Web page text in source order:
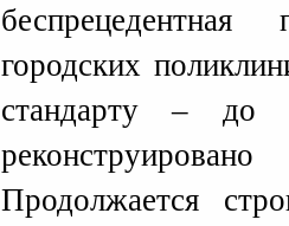
беспрецедентная
городских
стандарту – до
Продолжается